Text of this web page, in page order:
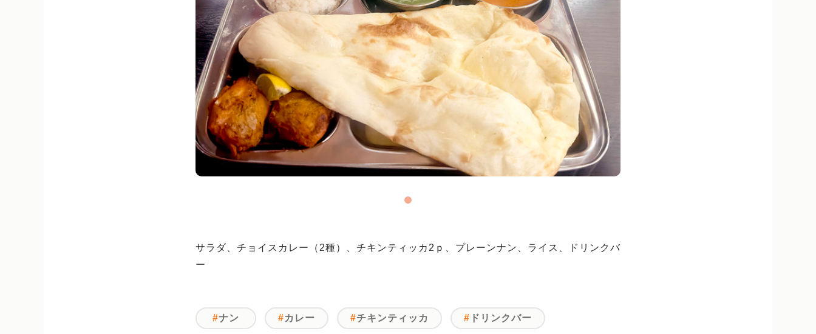
サラダ、チョイスカレー（2種）、チキンティッカ2ｐ、プレーンナン、ライス、ドリンクバ
ー
ナン カレー チキンティッカ ドリンクバー